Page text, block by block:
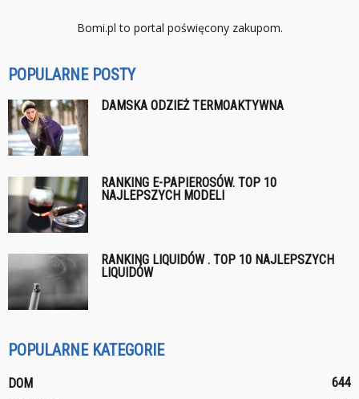
Bomi.pl to portal poświęcony zakupom.
POPULARNE POSTY
DAMSKA ODZIEŻ TERMOAKTYWNA
RANKING E-PAPIEROSÓW. TOP 10
NAJLEPSZYCH MODELI
RANKING LIQUIDÓW . TOP 10 NAJLEPSZYCH
LIQUIDÓW
POPULARNE KATEGORIE
DOM
644